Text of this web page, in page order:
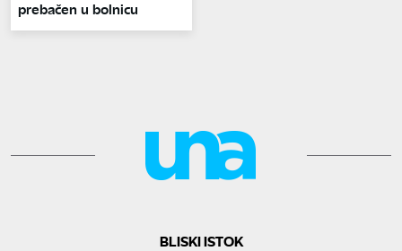
prebačen u bolnicu
BLISKI ISTOK